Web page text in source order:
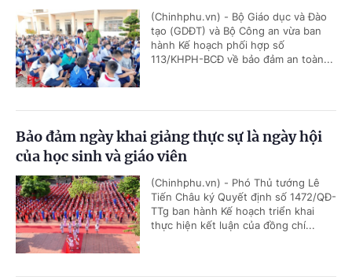
(Chinhphu.vn) - Bộ Giáo dục và Đào
tạo (GDĐT) và Bộ Công an vừa ban
hành Kế hoạch phối hợp số
113/KHPH-BCĐ về bảo đảm an toàn...
Bảo đảm ngày khai giảng thực sự là ngày hội
của học sinh và giáo viên
(Chinhphu.vn) - Phó Thủ tướng Lê
Tiến Châu ký Quyết định số 1472/QĐ-
TTg ban hành Kế hoạch triển khai
thực hiện kết luận của đồng chí...